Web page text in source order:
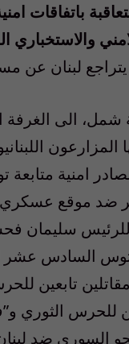
يتراجع لبنان عن
الى الغرفة
المزارعون
امنية متابعة
ضد موقع عسكري
سليمان
السادس
تابعين
الثوري
السوري ضد لبنان